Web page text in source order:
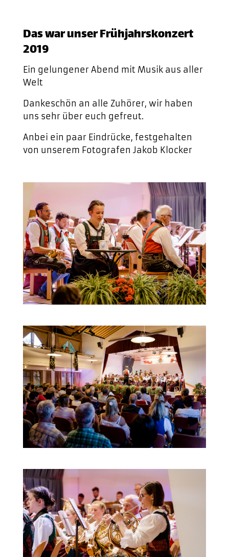
Das war unser Frühjahrskonzert
2019
Ein gelungener Abend mit Musik aus aller
Welt
Dankeschön an alle Zuhörer, wir haben
uns sehr über euch gefreut.
Anbei ein paar Eindrücke, festgehalten
von unserem Fotografen Jakob Klocker